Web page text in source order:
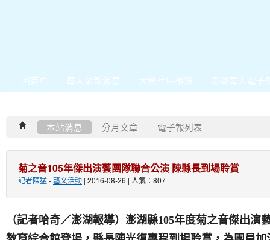
回首頁 每天最新消息 大倉社區相簿 澎湖每天電子
本站消息 分月文章 電子報列表
菊之音105年傑出演藝團隊聯合公演 陳縣長到場聆賞
記者陳猛-藝文活動 | 2016-08-26 | 人氣：807
（記者哈奇／澎湖報導）澎湖縣105年度菊之音傑出演